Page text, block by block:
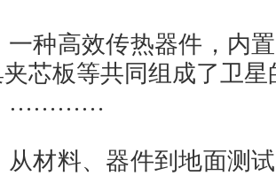
一种高效传热器件，内
芯板等共同组成了卫星
…………
从材料、器件到地面测